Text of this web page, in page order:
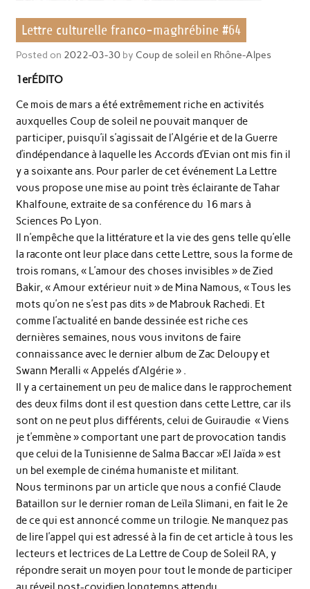
Lettre culturelle franco-maghrébine #64
Posted on 2022-03-30by Coup de soleil en Rhône-Alpes
1erÉDITO
Ce mois de mars a été extrêmement riche en activités
auxquelles Coup de soleil ne pouvait manquer de
participer, puisqu’il s’agissait de l’Algérie et de la Guerre
d’indépendance à laquelle les Accords d’Evian ont mis fin il
y a soixante ans. Pour parler de cet événement La Lettre
vous propose une mise au point très éclairante de Tahar
Khalfoune, extraite de sa conférence du 16 mars à
Sciences Po Lyon.
Il n’empêche que la littérature et la vie des gens telle qu’elle
la raconte ont leur place dans cette Lettre, sous la forme de
trois romans, « L’amour des choses invisibles » de Zied
Bakir, « Amour extérieur nuit » de Mina Namous, « Tous les
mots qu’on ne s’est pas dits » de Mabrouk Rachedi. Et
comme l’actualité en bande dessinée est riche ces
dernières semaines, nous vous invitons de faire
connaissance avec le dernier album de Zac Deloupy et
Swann Meralli « Appelés d’Algérie » .
Il y a certainement un peu de malice dans le rapprochement
des deux films dont il est question dans cette Lettre, car ils
sont on ne peut plus différents, celui de Guiraudie « Viens
je t’emmène » comportant une part de provocation tandis
que celui de la Tunisienne de Salma Baccar »El Jaïda » est
un bel exemple de cinéma humaniste et militant.
Nous terminons par un article que nous a confié Claude
Bataillon sur le dernier roman de Leïla Slimani, en fait le 2e
de ce qui est annoncé comme un trilogie. Ne manquez pas
de lire l’appel qui est adressé à la fin de cet article à tous les
lecteurs et lectrices de La Lettre de Coup de Soleil RA, y
répondre serait un moyen pour tout le monde de participer